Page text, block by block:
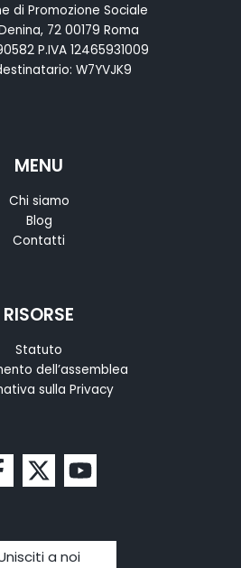
di Promozione Sociale
72 00179 Roma
P.IVA 12465931009
W7YVJK9
MENU
Chi siamo
Blog
Contatti
RISORSE
Statuto
dell’assemblea
sulla Privacy
a noi